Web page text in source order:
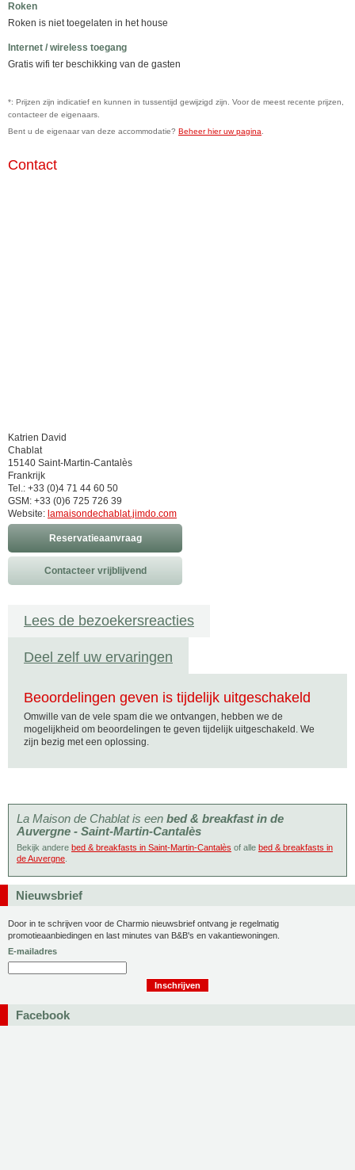
Roken
Roken is niet toegelaten in het house
Internet / wireless toegang
Gratis wifi ter beschikking van de gasten
*: Prijzen zijn indicatief en kunnen in tussentijd gewijzigd zijn. Voor de meest recente prijzen,
contacteer de eigenaars.
Bent u de eigenaar van deze accommodatie? Beheer hier uw pagina
Contact
Katrien David
Chablat
15140 Saint-Martin-Cantalès
Frankrijk
Tel.: +33 (0)4 71 44 60 50
GSM: +33 (0)6 725 726 39
Website: lamaisondechablat.jimdo.com
Reservatieaanvraag
Contacteer vrijblijvend
Lees de bezoekersreacties
Deel zelf uw ervaringen
Beoordelingen geven is tijdelijk uitgeschakeld
Omwille van de vele spam die we ontvangen, hebben we de
mogelijkheid om beoordelingen te geven tijdelijk uitgeschakeld. We
zijn bezig met een oplossing.
La Maison de Chablat is een bed & breakfast in de
Auvergne - Saint-Martin-Cantalès
Bekijk andere bed & breakfasts in Saint-Martin-Cantalès of alle bed & breakfasts in
de Auvergne
Nieuwsbrief
Door in te schrijven voor de Charmio nieuwsbrief ontvang je regelmatig
promotieaanbiedingen en last minutes van B&B's en vakantiewoningen.
E-mailadres
Facebook